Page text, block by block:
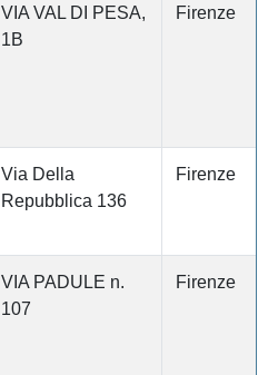
VIA VAL DI PESA,
1B
Firenze
Via Della
Repubblica 136
Firenze
VIA PADULE n.
107
Firenze